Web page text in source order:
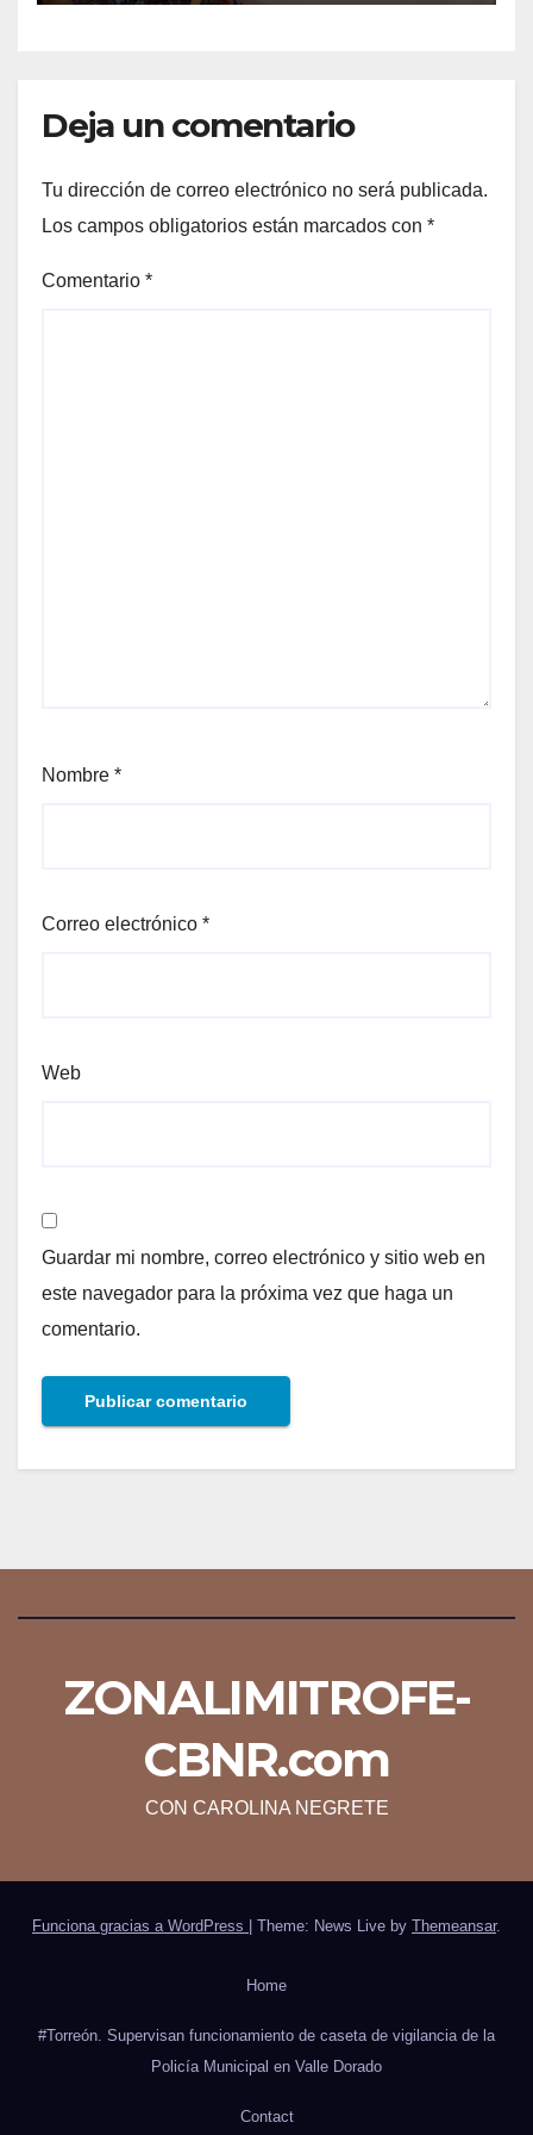
DE MÁS DE 6 MIL 500
Deja un comentario
Tu dirección de correo electrónico no será publicada.
Los campos obligatorios están marcados con *
Comentario *
Nombre *
Correo electrónico *
Web
Guardar mi nombre, correo electrónico y sitio web en
este navegador para la próxima vez que haga un
comentario.
ZONALIMITROFE-
CBNR.com
CON CAROLINA NEGRETE
Funciona gracias a WordPress Theme: News Live by Themeansar.
Home
#Torreón. Supervisan funcionamiento de caseta de vigilancia de la
Policía Municipal en Valle Dorado
Contact